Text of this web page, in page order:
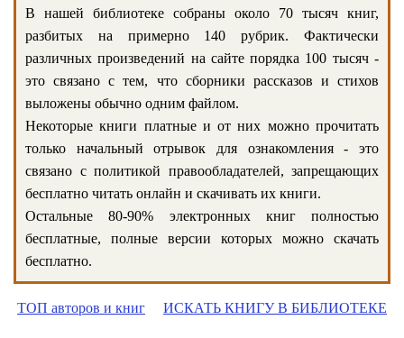
В нашей библиотеке собраны около 70 тысяч книг,
разбитых на примерно 140 рубрик. Фактически
различных произведений на сайте порядка 100 тысяч -
это связано с тем, что сборники рассказов и стихов
выложены обычно одним файлом.
Некоторые книги платные и от них можно прочитать
только начальный отрывок для ознакомления - это
связано с политикой правообладателей, запрещающих
бесплатно читать онлайн и скачивать их книги.
Остальные 80-90% электронных книг полностью
бесплатные, полные версии которых можно скачать
бесплатно.
ТОП авторов и книг ИСКАТЬ КНИГУ В БИБЛИОТЕКЕ